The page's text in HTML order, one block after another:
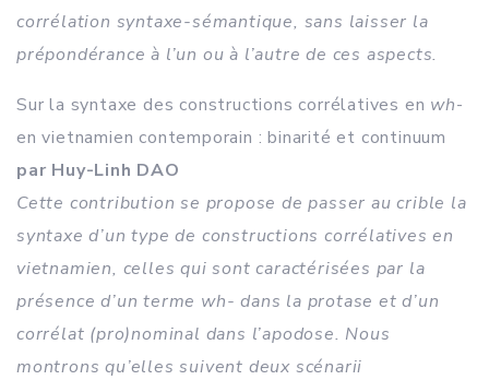
corrélation syntaxe-sémantique, sans laisser la
prépondérance à l’un ou à l’autre de ces aspects.
Sur la syntaxe des constructions corrélatives en wh-
en vietnamien contemporain : binarité et continuum
par Huy-Linh DAO
Cette contribution se propose de passer au crible la
syntaxe d’un type de constructions corrélatives en
vietnamien, celles qui sont caractérisées par la
présence d’un terme wh- dans la protase et d’un
corrélat (pro)nominal dans l’apodose. Nous
montrons qu’elles suivent deux scénarii